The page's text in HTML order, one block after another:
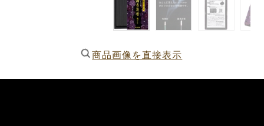
商品画像を直接表示